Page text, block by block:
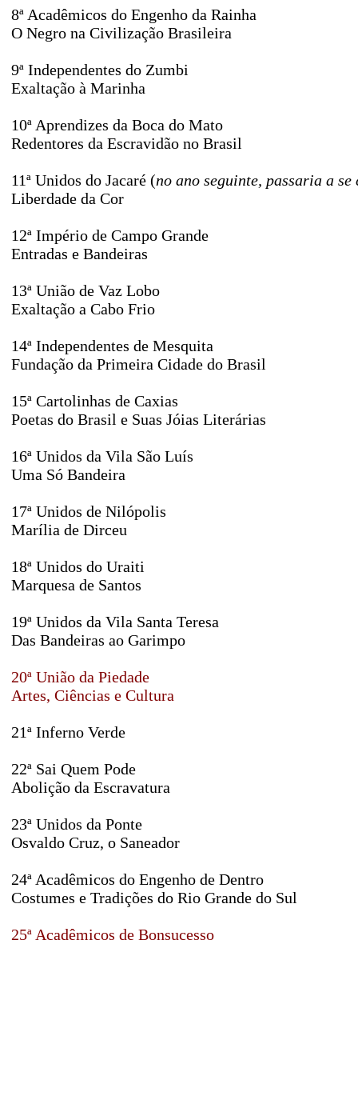
8ª Acadêmicos do Engenho da Rainha
O Negro na Civilização Brasileira
9ª Independentes do Zumbi
Exaltação à Marinha
10ª Aprendizes da Boca do Mato
Redentores da Escravidão no Brasil
11ª Unidos do Jacaré (no ano seguinte, passaria a
Liberdade da Cor
12ª Império de Campo Grande
Entradas e Bandeiras
13ª União de Vaz Lobo
Exaltação a Cabo Frio
14ª Independentes de Mesquita
Fundação da Primeira Cidade do Brasil
15ª Cartolinhas de Caxias
Poetas do Brasil e Suas Jóias Literárias
16ª Unidos da Vila São Luís
Uma Só Bandeira
17ª Unidos de Nilópolis
Marília de Dirceu
18ª Unidos do Uraiti
Marquesa de Santos
19ª Unidos da Vila Santa Teresa
Das Bandeiras ao Garimpo
20ª União da Piedade
Artes, Ciências e Cultura
21ª Inferno Verde
22ª Sai Quem Pode
Abolição da Escravatura
23ª Unidos da Ponte
Osvaldo Cruz, o Saneador
24ª Acadêmicos do Engenho de Dentro
Costumes e Tradições do Rio Grande do Sul
25ª Acadêmicos de Bonsucesso